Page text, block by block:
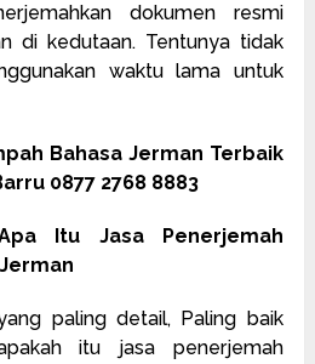
dokumen resmi
di kedutaan. Tentunya tidak
waktu lama untuk
Bahasa Jerman Terbaik
0877 2768 8883
Itu Jasa Penerjemah
paling detail, Paling baik
itu jasa penerjemah